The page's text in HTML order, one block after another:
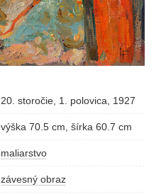
20. storočie, 1. polovica, 1927
výška 70.5 cm, šírka 60.7 cm
maliarstvo
závesný obraz